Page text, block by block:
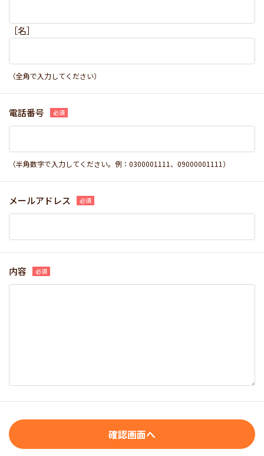
［名］
（全角で入力してください）
電話番号
（半角数字で入力してください。例：0300001111、09000001111）
メールアドレス
内容